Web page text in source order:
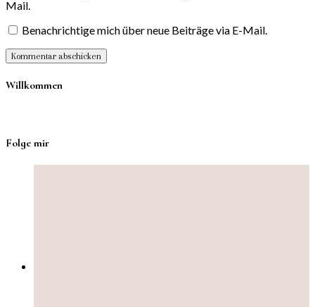
Mail.
Benachrichtige mich über neue Beiträge via E-Mail.
Willkommen
Folge mir